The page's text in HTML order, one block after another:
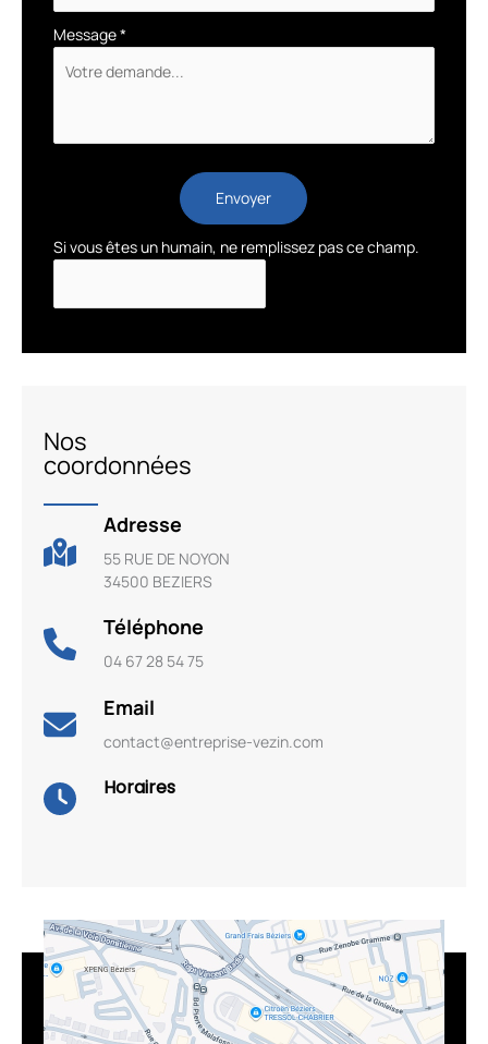
Message*
Envoyer
Si vous êtes un humain, ne remplissez pas ce champ.
Nos
coordonnées
Adresse
55 RUE DE NOYON
34500 BEZIERS
Téléphone
04 67 28 54 75
Email
contact@entreprise-vezin.com
Horaires